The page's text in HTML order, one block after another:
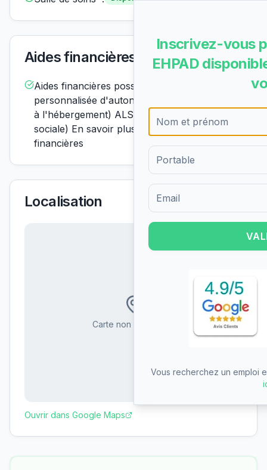
Aides financières acceptées
Aides financières possiblesAPA (allocation
personnalisée d'autonomie) ASH (aide sociale
à l'hébergement) ALS (allocation de logement
sociale) En savoir plus sur les aides
financières
Localisation
Carte non disponible
Ouvrir dans Google Maps
Inscrivez-vous
EHPAD
Formulaire d'inscription pour
Vous recherchez un emploi